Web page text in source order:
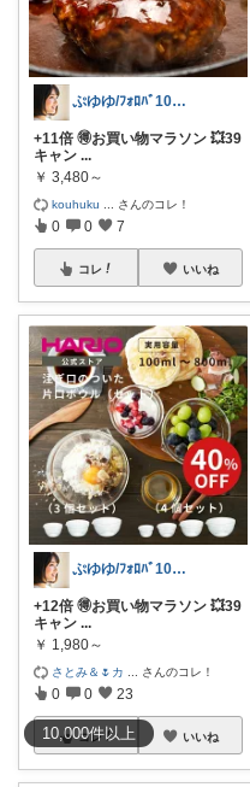
10,000件以上
ぷゆゆ/ﾌｫﾛﾊﾞ100 ♡から経由購入
+11倍 🉐お買い物マラソン 💥39
キャン ...
￥ 3,480～
kouhuku さんのコレ！
0 0 7
コレ いいね
ぷゆゆ/ﾌｫﾛﾊﾞ100 ♡から経由購入
+12倍 🉐お買い物マラソン 💥39
キャン ...
￥ 1,980～
さとみ＆🌷カ さんのコレ！
0 0 23
コレ いいね